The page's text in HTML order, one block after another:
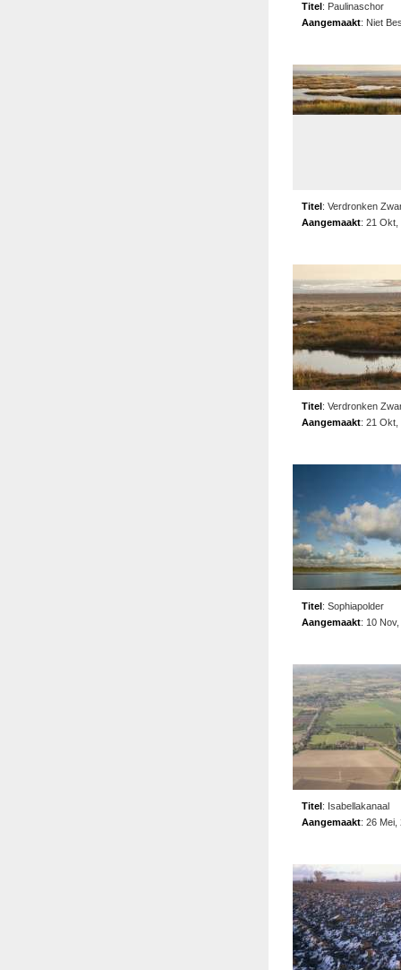
Titel: Paulinaschor
Aangemaakt: Niet
Titel: Verdronken
Aangemaakt: 21 Okt,
Titel: Verdronken
Aangemaakt: 21 Okt,
Titel: Sophiapolder
Aangemaakt: 10
Titel: Isabellakanaal
Aangemaakt: 26 Mei,